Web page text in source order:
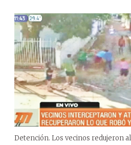
Detención. Los vecinos redujeron